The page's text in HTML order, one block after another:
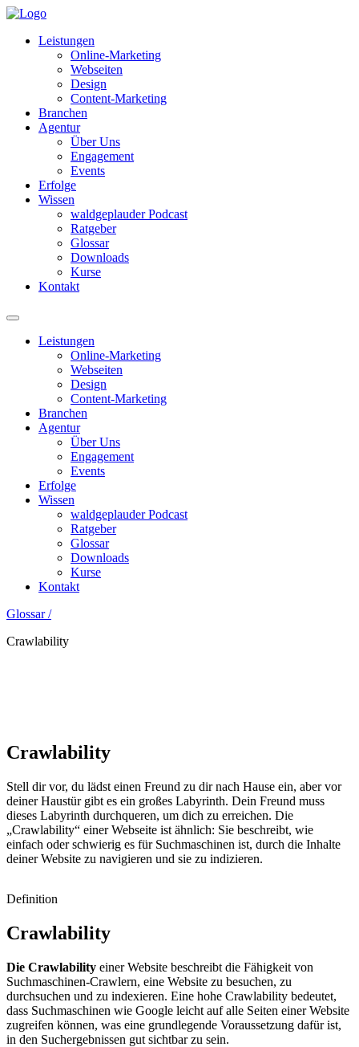
Leistungen
Online-Marketing
Webseiten
Design
Content-Marketing
Branchen
Agentur
Über Uns
Engagement
Events
Erfolge
Wissen
waldgeplauder Podcast
Ratgeber
Glossar
Downloads
Kurse
Kontakt
Leistungen
Online-Marketing
Webseiten
Design
Content-Marketing
Branchen
Agentur
Über Uns
Engagement
Events
Erfolge
Wissen
waldgeplauder Podcast
Ratgeber
Glossar
Downloads
Kurse
Kontakt
Glossar /
Crawlability
Crawlability
Stell dir vor, du lädst einen Freund zu dir nach Hause ein, aber vor
deiner Haustür gibt es ein großes Labyrinth. Dein Freund muss
dieses Labyrinth durchqueren, um dich zu erreichen. Die
„Crawlability“ einer Webseite ist ähnlich: Sie beschreibt, wie
einfach oder schwierig es für Suchmaschinen ist, durch die Inhalte
deiner Website zu navigieren und sie zu indizieren.
Definition
Crawlability
Die Crawlability einer Website beschreibt die Fähigkeit von
Suchmaschinen-Crawlern, eine Website zu besuchen, zu
durchsuchen und zu indexieren. Eine hohe Crawlability bedeutet,
dass Suchmaschinen wie Google leicht auf alle Seiten einer Website
zugreifen können, was eine grundlegende Voraussetzung dafür ist,
in den Suchergebnissen gut sichtbar zu sein.